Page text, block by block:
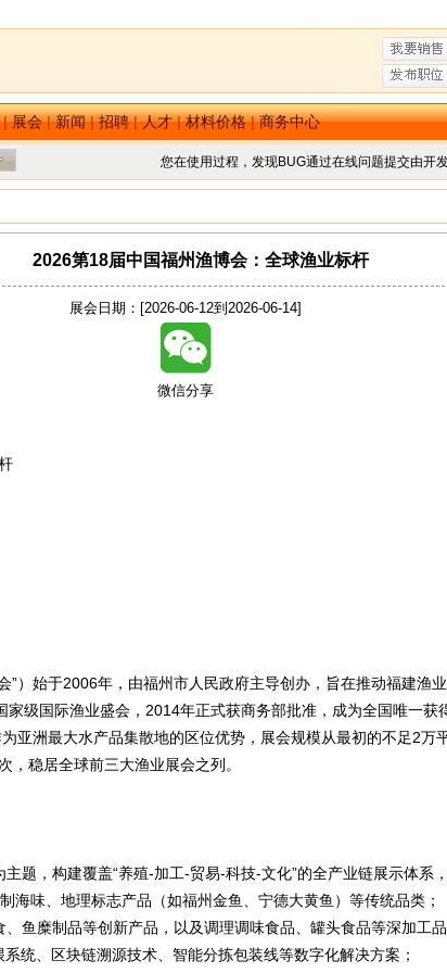
|展会|新闻|招聘|人才|材料价格|商务中心
您在使用过程，发现BUG通过在线问题提交由开
2026第18届中国福州渔博会：全球渔业标杆
展会日期：[2026-06-12到2026-06-14]
微信分享
”）始于2006年，由福州市人民政府主导创办，旨在推动福建渔
级国际渔业盛会，2014年正式获商务部批准，成为全国唯一获
亚洲最大水产品集散地的区位优势，展会规模从最初的不足2万
稳居全球前三大渔业展会之列。
题，构建覆盖“养殖-加工-贸易-科技-文化”的全产业链展示体系
海味、地理标志产品（如福州金鱼、宁德大黄鱼）等传统品类；
鱼糜制品等创新产品，以及调理调味食品、罐头食品等深加工品
统、区块链溯源技术、智能分拣包装线等数字化解决方案；